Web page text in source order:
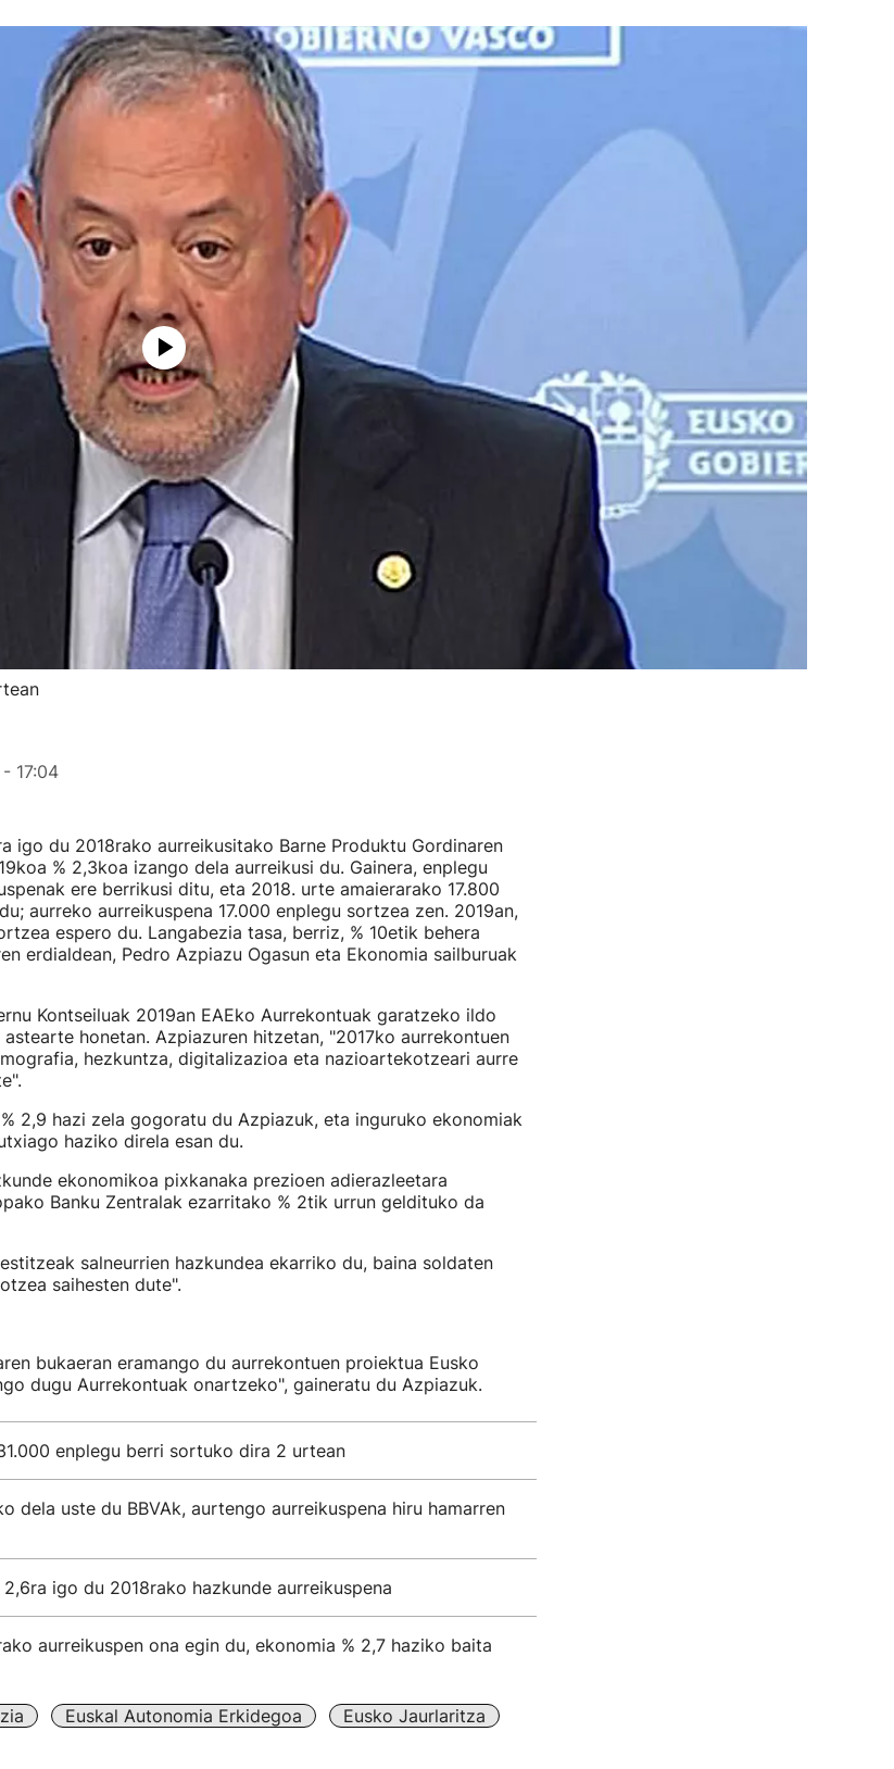
17:04
igo du 2018rako aurreikusitako Barne Produktu Gordinaren
% 2,3koa izango dela aurreikusi du. Gainera, enplegu
ere berrikusi ditu, eta 2018. urte amaierarako 17.800
aurreko aurreikuspena 17.000 enplegu sortzea zen. 2019an,
espero du. Langabezia tasa, berriz, % 10etik behera
erdialdean, Pedro Azpiazu Ogasun eta Ekonomia sailburuak
Kontseiluak 2019an EAEko Aurrekontuak garatzeko ildo
honetan. Azpiazuren hitzetan, "2017ko aurrekontuen
hezkuntza, digitalizazioa eta nazioartekotzeari aurre
2,9 hazi zela gogoratu du Azpiazuk, eta inguruko ekonomiak
haziko direla esan du.
ekonomikoa pixkanaka prezioen adierazleetara
Banku Zentralak ezarritako % 2tik urrun geldituko da
salneurrien hazkundea ekarriko du, baina soldaten
saihesten dute".
bukaeran eramango du aurrekontuen proiektua Eusko
dugu Aurrekontuak onartzeko", gaineratu du Azpiazuk.
enplegu berri sortuko dira 2 urtean
dela uste du BBVAk, aurtengo aurreikuspena hiru hamarren
igo du 2018rako hazkunde aurreikuspena
aurreikuspen ona egin du, ekonomia % 2,7 haziko baita
Euskal Autonomia Erkidegoa
Eusko Jaurlaritza